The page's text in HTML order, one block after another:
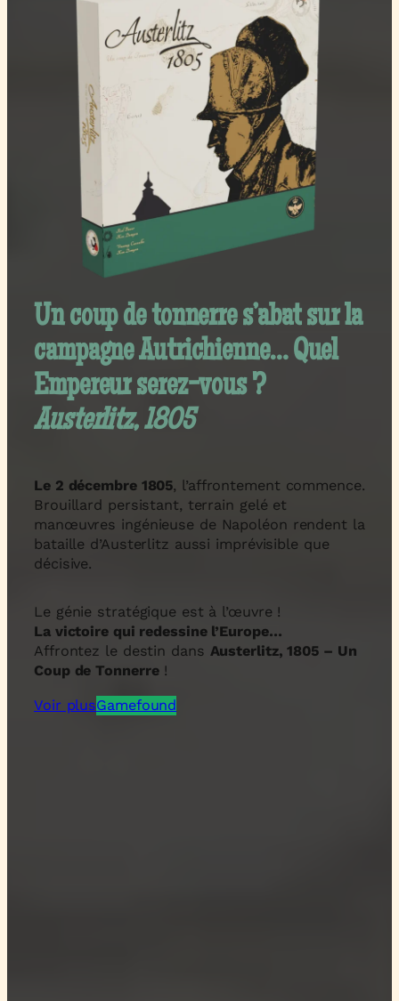
Un coup de tonnerre s’abat sur la
campagne Autrichienne… Quel
Empereur serez-vous ?
Austerlitz, 1805
Le 2 décembre 1805, l’affrontement commence.
Brouillard persistant, terrain gelé et
manœuvres ingénieuse de Napoléon rendent la
bataille d’Austerlitz aussi imprévisible que
décisive.
Le génie stratégique est à l’œuvre !
La victoire qui redessine l’Europe…
Affrontez le destin dans Austerlitz, 1805 – Un
Coup de Tonnerre!
Voir plusGamefound